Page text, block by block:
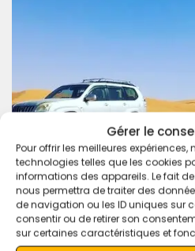
Gérer le
Pour offrir les meilleures
technologies telles que les cookies
informations des appareils. Le fait
nous permettra de traiter des
de navigation ou les ID uniques sur
consentir ou de retirer son
sur certaines caractéristiques et